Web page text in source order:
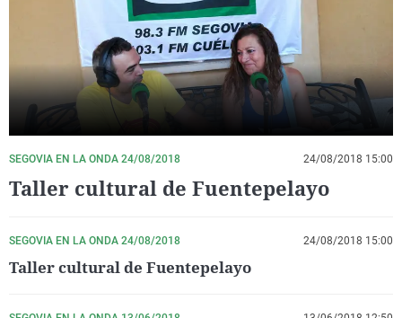
La rosa de los vientos
Gente viajera
Como el perro y el
Caso
Retornados
Equipo de
Operación Viuda
Extremadura
Galicia
La Rioja
Navarra
País Vasco
Virales
Televisión
Elecciones
SEGOVIA EN LA ONDA 24/08/2018 24/08/2018 15:00
Taller cultural de Fuentepelayo
SEGOVIA EN LA ONDA 24/08/2018 24/08/2018 15:00
Taller cultural de Fuentepelayo